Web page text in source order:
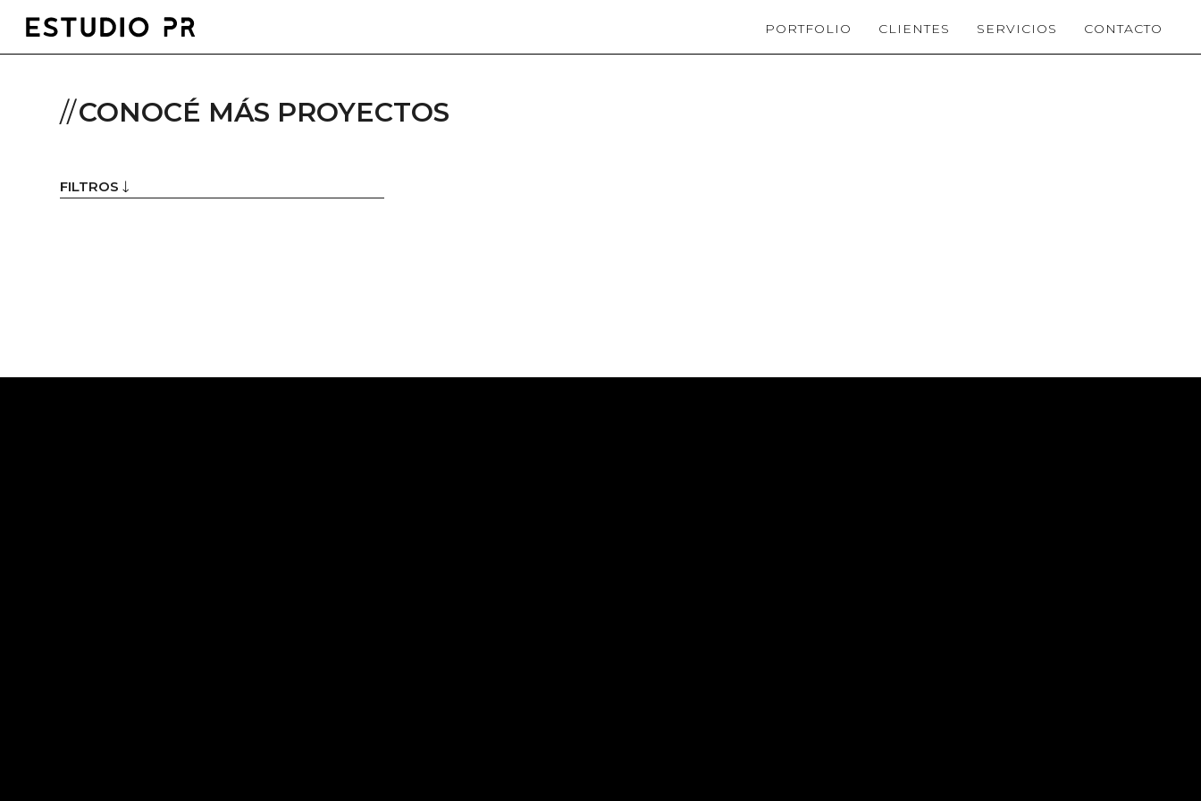
PORTFOLIO CLIENTES SERVICIOS CONTACTO
CONOCÉ MÁS PROYECTOS
FILTROS